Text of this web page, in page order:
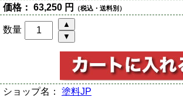
価格： 63,250 円 （税込・送料別）
数量
ショップ名： 塗料JP